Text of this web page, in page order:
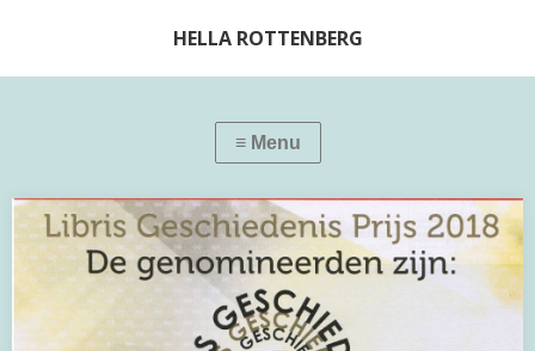
HELLA ROTTENBERG